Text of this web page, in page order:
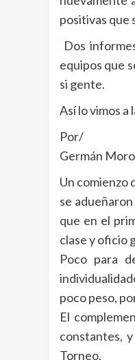
positivas que
Dos
equipos que
si gente.
Así lo vimos a
Por/
Germán
Un comienzo
se
que en el
clase y oficio
Poco para
poco peso,
El
constantes,
Torneo.